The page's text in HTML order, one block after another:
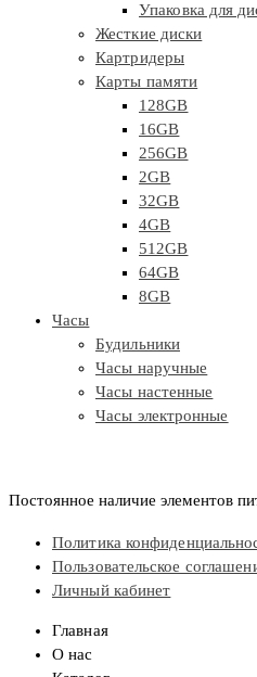
Упаковка для
Жесткие диски
Картридеры
Карты памяти
128GB
16GB
256GB
2GB
32GB
4GB
512GB
64GB
8GB
Часы
Будильники
Часы наручные
Часы настенные
Часы электронные
Постоянное наличие элементов
Политика
Пользовательское
Личный кабинет
Главная
О нас